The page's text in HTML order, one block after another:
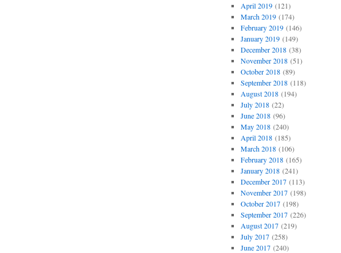
April 2019(121)
March 2019(174)
February 2019(146)
January 2019(149)
December 2018(38)
November 2018(51)
October 2018(89)
September 2018(118)
August 2018(194)
July 2018(22)
June 2018(96)
May 2018(240)
April 2018(185)
March 2018(106)
February 2018(165)
January 2018(241)
December 2017(113)
November 2017(198)
October 2017(198)
September 2017(226)
August 2017(219)
July 2017(258)
June 2017(240)